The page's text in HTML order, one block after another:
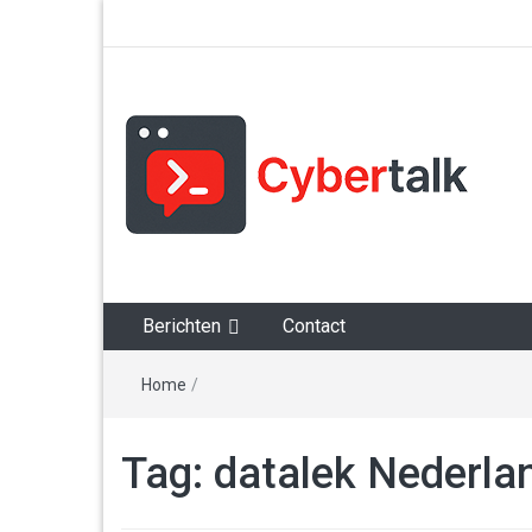
Berichten Contact
Home /
Tag: datalek